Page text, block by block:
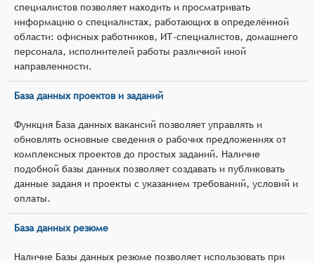
специалистов позволяет находить и просматривать
информацию о специалистах, работающих в определённой
области: офисных работников, ИТ-специалистов, домашнего
персонала, исполнителей работы различной иной
направленности.
База данных проектов и заданий
Функция База данных вакансий позволяет управлять и
обновлять основные сведения о рабочих предложениях от
комплексных проектов до простых заданий. Наличие
подобной базы данных позволяет создавать и публиковать
данные заданя и проекты с указанием требований, условий и
оплаты.
База данных резюме
Наличие Базы данных резюме позволяет использовать при